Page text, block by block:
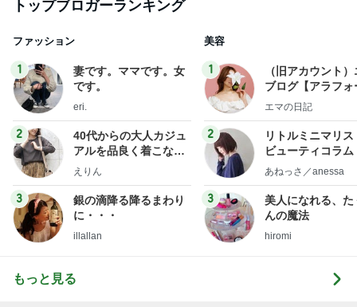
トップブロガーランキング
ファッション
1
妻です。ママです。女
です。
eri.
2
40代からの大人カジュ
アルを品良く着こなす
ファッションブログ
えりん
3
銀の滴降る降るまわり
に・・・
illallan
美容
1
（旧アカウント
ブログ【アラフォ
社売却セカンドラ
エマの日記
2
リトルミニマリス
ビューティコラ
little
あねっさ／anessa
3
美人になれる、た
んの魔法
hiromi
もっと見る